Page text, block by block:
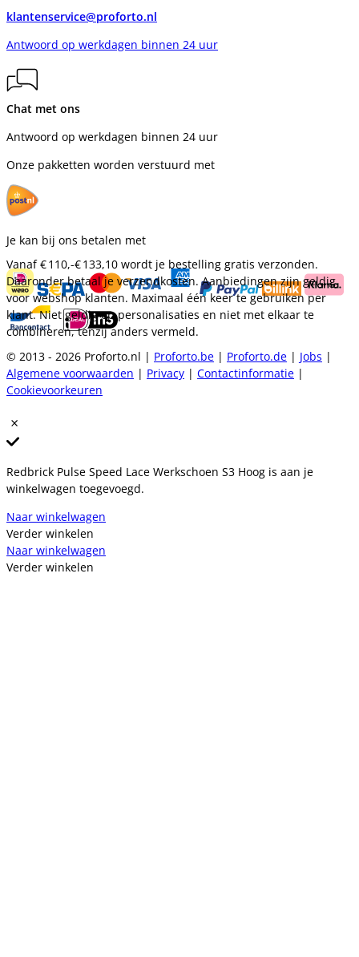
klantenservice@proforto.nl
Antwoord op werkdagen binnen 24 uur
Chat met ons
Antwoord op werkdagen binnen 24 uur
Onze pakketten worden verstuurd met
Je kan bij ons betalen met
Vanaf€ 110,-€ 133,10 wordt je bestelling gratis verzonden.
Daaronder betaal je verzendkosten. Aanbiedingen zijn geldig
voor webshop klanten. Maximaal één keer te gebruiken per
klant. Niet geldig op personalisaties en niet met elkaar te
combineren, tenzij anders vermeld.
© 2013 - 2026 Proforto.nl | Proforto.be | Proforto.de | Jobs |
Algemene voorwaarden | Privacy | Contactinformatie |
Cookievoorkeuren
Redbrick Pulse Speed Lace Werkschoen S3 Hoog is aan je
winkelwagen toegevoegd.
Naar winkelwagen
Verder winkelen
Naar winkelwagen
Verder winkelen